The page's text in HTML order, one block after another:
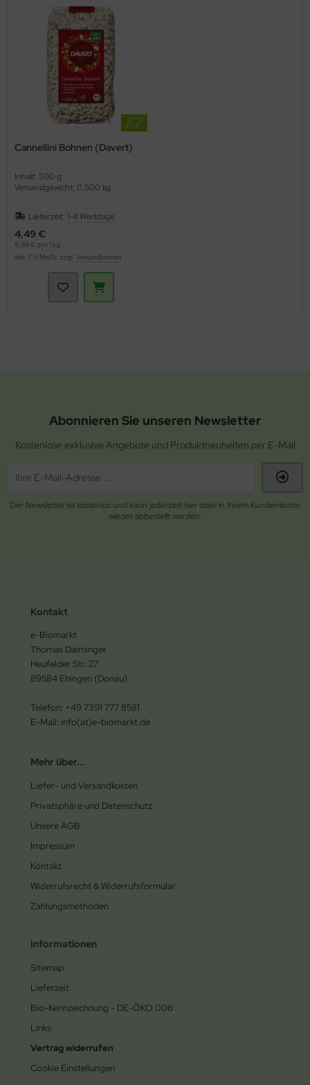
Cannellini Bohnen (Davert)
Inhalt: 500 g
Versandgewicht: 0,500 kg
Lieferzeit: 1-4 Werktage
4,49 €
8,98 € pro 1 kg
inkl. 7 % MwSt. zzgl. Versandkosten
Abonnieren Sie unseren Newsletter
Kostenlose exklusive Angebote und Produktneuheiten per E-Mail
Der Newsletter ist kostenlos und kann jederzeit hier oder in Ihrem Kundenkonto
wieder abbestellt werden.
Kontakt
e-Biomarkt
Thomas Daiminger
Heufelder Str. 27
89584 Ehingen (Donau)
Telefon: +49 7391 777 8581
E-Mail: info(at)e-biomarkt.de
Mehr über...
Liefer- und Versandkosten
Privatsphäre und Datenschutz
Unsere AGB
Impressum
Kontakt
Widerrufsrecht & Widerrufsformular
Zahlungsmethoden
Informationen
Sitemap
Lieferzeit
Bio-Kennzeichnung - DE-ÖKO 006
Links
Vertrag widerrufen
Cookie Einstellungen